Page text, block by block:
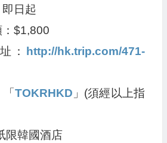
日起
$1,800
http://hk.trip.com/471-
TOKRHKD 」(須經以上指
韓國酒店